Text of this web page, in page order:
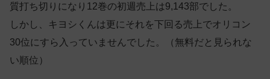
質打ち切りになり12巻の初週売上は9,143部でした。
しかし、キヨシくんは更にそれを下回る売上でオリコン
30位にすら入っていませんでした。（無料だと見られな
い順位）